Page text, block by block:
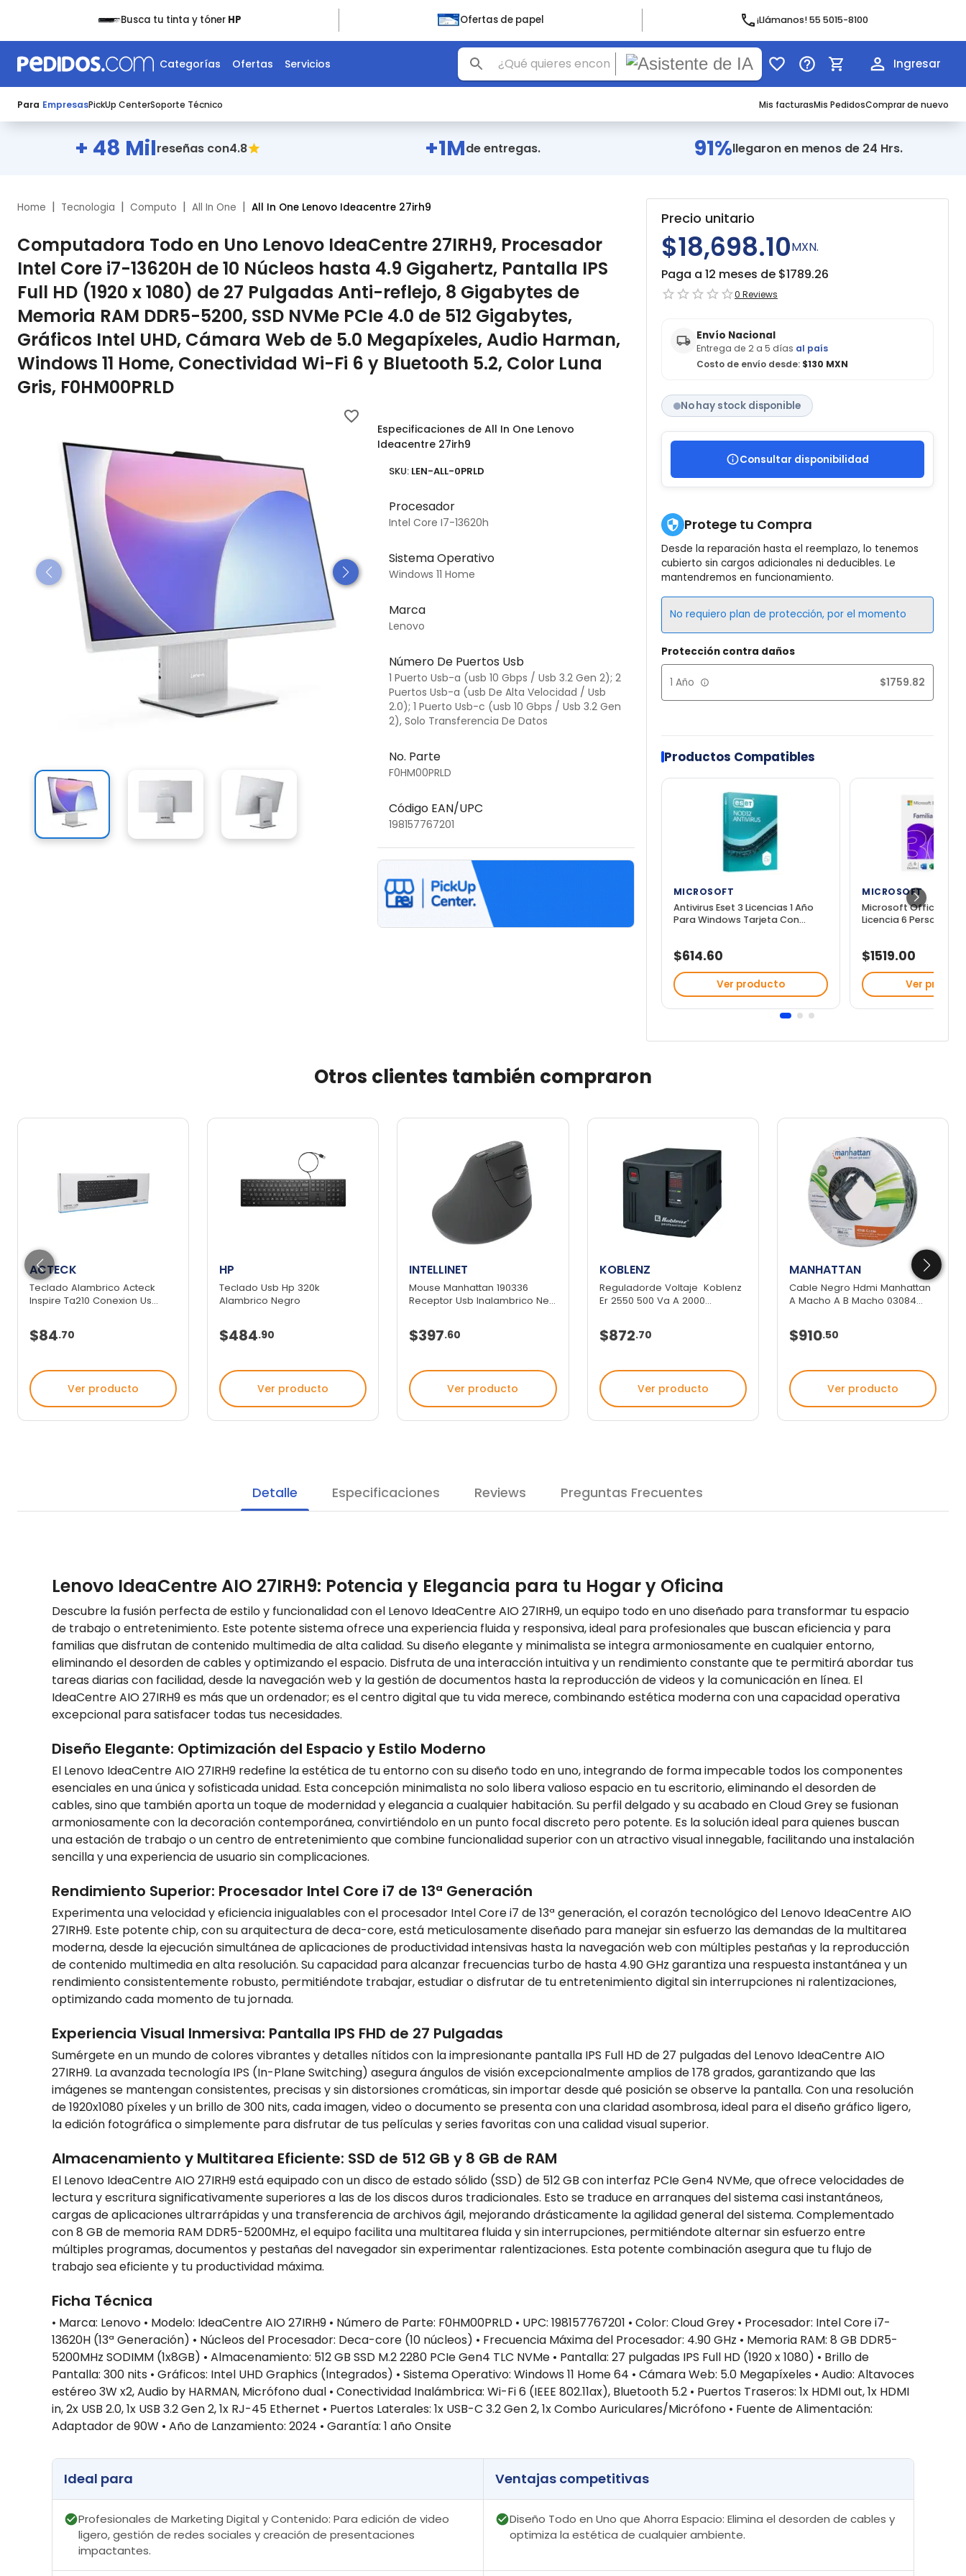
Busca tu tinta y tónerHP Ofertas de papel ¡Llámanos! 55 5015-8100
Categorías Ofertas Servicios Ingresar
Para EmpresasPickUp CenterSoporte Técnico Mis facturasMis PedidosComprar de nuevo
+ 48 Milreseñas con4.8 +1Mde entregas. 91%llegaron en menos de 24 Hrs.
Home | Tecnologia | Computo | All In One | All In One Lenovo Ideacentre 27irh9
Computadora Todo en Uno Lenovo IdeaCentre 27IRH9, Procesador
Intel Core i7-13620H de 10 Núcleos hasta 4.9 Gigahertz, Pantalla IPS
Full HD (1920 x 1080) de 27 Pulgadas Anti-reflejo, 8 Gigabytes de
Memoria RAM DDR5-5200, SSD NVMe PCIe 4.0 de 512 Gigabytes,
Gráficos Intel UHD, Cámara Web de 5.0 Megapíxeles, Audio Harman,
Windows 11 Home, Conectividad Wi-Fi 6 y Bluetooth 5.2, Color Luna
Gris, F0HM00PRLD
Especificaciones de All In One Lenovo
Ideacentre 27irh9
SKU: LEN-ALL-0PRLD
Procesador
Intel Core I7-13620h
Sistema Operativo
Windows 11 Home
Marca
Lenovo
Número De Puertos Usb
1 Puerto Usb-a (usb 10 Gbps / Usb 3.2 Gen 2); 2
Puertos Usb-a (usb De Alta Velocidad / Usb
2.0); 1 Puerto Usb-c (usb 10 Gbps / Usb 3.2 Gen
2), Solo Transferencia De Datos
No. Parte
F0HM00PRLD
Código EAN/UPC
198157767201
Precio unitario
$18,698.10MXN.
Paga a 12 meses de $1789.26
0 Reviews
Envío Nacional
Entrega de 2 a 5 días al país
Costo de envío desde:$130 MXN
No hay stock disponible
Consultar disponibilidad
Protege tu Compra
Desde la reparación hasta el reemplazo, lo tenemos
cubierto sin cargos adicionales ni deducibles. Le
mantendremos en funcionamiento.
No requiero plan de protección, por el momento
Protección contra daños
1 Año $1759.82
Productos Compatibles
MICROSOFT
Antivirus Eset 3 Licencias 1 Año
Para Windows Tarjeta Con
$614.60
Ver producto
MICROSOFT
Microsoft Office 365
Licencia 6 Personas 1
$1519.00
Ver
Otros clientes también compraron
ACTECK
Teclado Alambrico Acteck
Inspire Ta210 Conexion Us...
$84.70
Ver producto
HP
Teclado Usb Hp 320k
Alambrico Negro
$484.90
Ver producto
INTELLINET
Mouse Manhattan 190336
Receptor Usb Inalambrico Ne...
$397.60
Ver producto
KOBLENZ
Reguladorde Voltaje Koblenz
Er 2550 500 Va A 2000...
$872.70
Ver producto
MANHATTAN
Cable Negro Hdmi Manhattan
A Macho A B Macho 03084...
$910.50
Ver producto
Detalle Especificaciones Reviews Preguntas Frecuentes
Lenovo IdeaCentre AIO 27IRH9: Potencia y Elegancia para tu Hogar y Oficina
Descubre la fusión perfecta de estilo y funcionalidad con el Lenovo IdeaCentre AIO 27IRH9, un equipo todo en uno diseñado para transformar tu espacio
de trabajo o entretenimiento. Este potente sistema ofrece una experiencia fluida y responsiva, ideal para profesionales que buscan eficiencia y para
familias que disfrutan de contenido multimedia de alta calidad. Su diseño elegante y minimalista se integra armoniosamente en cualquier entorno,
eliminando el desorden de cables y optimizando el espacio. Disfruta de una interacción intuitiva y un rendimiento constante que te permitirá abordar tus
tareas diarias con facilidad, desde la navegación web y la gestión de documentos hasta la reproducción de videos y la comunicación en línea. El
IdeaCentre AIO 27IRH9 es más que un ordenador; es el centro digital que tu vida merece, combinando estética moderna con una capacidad operativa
excepcional para satisfacer todas tus necesidades.
Diseño Elegante: Optimización del Espacio y Estilo Moderno
El Lenovo IdeaCentre AIO 27IRH9 redefine la estética de tu entorno con su diseño todo en uno, integrando de forma impecable todos los componentes
esenciales en una única y sofisticada unidad. Esta concepción minimalista no solo libera valioso espacio en tu escritorio, eliminando el desorden de
cables, sino que también aporta un toque de modernidad y elegancia a cualquier habitación. Su perfil delgado y su acabado en Cloud Grey se fusionan
armoniosamente con la decoración contemporánea, convirtiéndolo en un punto focal discreto pero potente. Es la solución ideal para quienes buscan
una estación de trabajo o un centro de entretenimiento que combine funcionalidad superior con un atractivo visual innegable, facilitando una instalación
sencilla y una experiencia de usuario sin complicaciones.
Rendimiento Superior: Procesador Intel Core i7 de 13ª Generación
Experimenta una velocidad y eficiencia inigualables con el procesador Intel Core i7 de 13ª generación, el corazón tecnológico del Lenovo IdeaCentre AIO
27IRH9. Este potente chip, con su arquitectura de deca-core, está meticulosamente diseñado para manejar sin esfuerzo las demandas de la multitarea
moderna, desde la ejecución simultánea de aplicaciones de productividad intensivas hasta la navegación web con múltiples pestañas y la reproducción
de contenido multimedia en alta resolución. Su capacidad para alcanzar frecuencias turbo de hasta 4.90 GHz garantiza una respuesta instantánea y un
rendimiento consistentemente robusto, permitiéndote trabajar, estudiar o disfrutar de tu entretenimiento digital sin interrupciones ni ralentizaciones,
optimizando cada momento de tu jornada.
Experiencia Visual Inmersiva: Pantalla IPS FHD de 27 Pulgadas
Sumérgete en un mundo de colores vibrantes y detalles nítidos con la impresionante pantalla IPS Full HD de 27 pulgadas del Lenovo IdeaCentre AIO
27IRH9. La avanzada tecnología IPS (In-Plane Switching) asegura ángulos de visión excepcionalmente amplios de 178 grados, garantizando que las
imágenes se mantengan consistentes, precisas y sin distorsiones cromáticas, sin importar desde qué posición se observe la pantalla. Con una resolución
de 1920x1080 píxeles y un brillo de 300 nits, cada imagen, video o documento se presenta con una claridad asombrosa, ideal para el diseño gráfico ligero,
la edición fotográfica o simplemente para disfrutar de tus películas y series favoritas con una calidad visual superior.
Almacenamiento y Multitarea Eficiente: SSD de 512 GB y 8 GB de RAM
El Lenovo IdeaCentre AIO 27IRH9 está equipado con un disco de estado sólido (SSD) de 512 GB con interfaz PCIe Gen4 NVMe, que ofrece velocidades de
lectura y escritura significativamente superiores a las de los discos duros tradicionales. Esto se traduce en arranques del sistema casi instantáneos,
cargas de aplicaciones ultrarrápidas y una transferencia de archivos ágil, mejorando drásticamente la agilidad general del sistema. Complementado
con 8 GB de memoria RAM DDR5-5200MHz, el equipo facilita una multitarea fluida y sin interrupciones, permitiéndote alternar sin esfuerzo entre
múltiples programas, documentos y pestañas del navegador sin experimentar ralentizaciones. Esta potente combinación asegura que tu flujo de
trabajo sea eficiente y tu productividad máxima.
Ficha Técnica
• Marca: Lenovo • Modelo: IdeaCentre AIO 27IRH9 • Número de Parte: F0HM00PRLD • UPC: 198157767201 • Color: Cloud Grey • Procesador: Intel Core i7-
13620H (13ª Generación) • Núcleos del Procesador: Deca-core (10 núcleos) • Frecuencia Máxima del Procesador: 4.90 GHz • Memoria RAM: 8 GB DDR5-
5200MHz SODIMM (1x8GB) • Almacenamiento: 512 GB SSD M.2 2280 PCIe Gen4 TLC NVMe • Pantalla: 27 pulgadas IPS Full HD (1920 x 1080) • Brillo de
Pantalla: 300 nits • Gráficos: Intel UHD Graphics (Integrados) • Sistema Operativo: Windows 11 Home 64 • Cámara Web: 5.0 Megapíxeles • Audio: Altavoces
estéreo 3W x2, Audio by HARMAN, Micrófono dual • Conectividad Inalámbrica: Wi-Fi 6 (IEEE 802.11ax), Bluetooth 5.2 • Puertos Traseros: 1x HDMI out, 1x HDMI
in, 2x USB 2.0, 1x USB 3.2 Gen 2, 1x RJ-45 Ethernet • Puertos Laterales: 1x USB-C 3.2 Gen 2, 1x Combo Auriculares/Micrófono • Fuente de Alimentación:
Adaptador de 90W • Año de Lanzamiento: 2024 • Garantía: 1 año Onsite
Ideal para Ventajas competitivas
Profesionales de Marketing Digital y Contenido: Para edición de video
ligero, gestión de redes sociales y creación de presentaciones
impactantes.
Diseño Todo en Uno que Ahorra Espacio: Elimina el desorden de cables y
optimiza la estética de cualquier ambiente.